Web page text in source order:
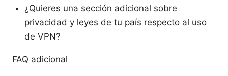
¿Quieres una sección adicional sobre
privacidad y leyes de tu país respecto al uso
de VPN?
FAQ adicional